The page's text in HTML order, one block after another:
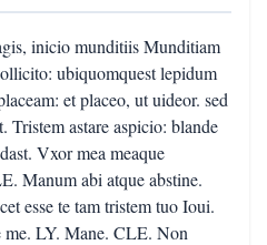
inicio munditiis Munditiam
ubiquomquest lepidum
et placeo, ut uideor. sed
Tristem astare aspicio: blande
Vxor mea meaque
Manum abi atque abstine.
esse te tam tristem tuo Ioui.
LY. Mane. CLE. Non